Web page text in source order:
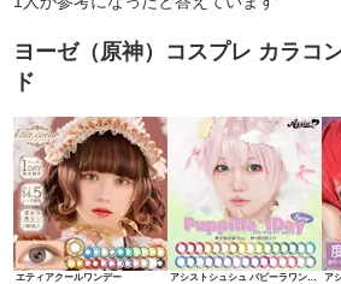
ヨーゼ（原神）コスプレ カラコ
ド
エティアクールワンデー アシストシュシュ パピーラワンデー